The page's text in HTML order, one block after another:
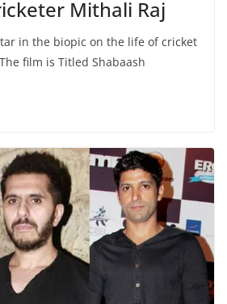
Mithali Raj
in the biopic on the life of cricket
film is Titled Shabaash